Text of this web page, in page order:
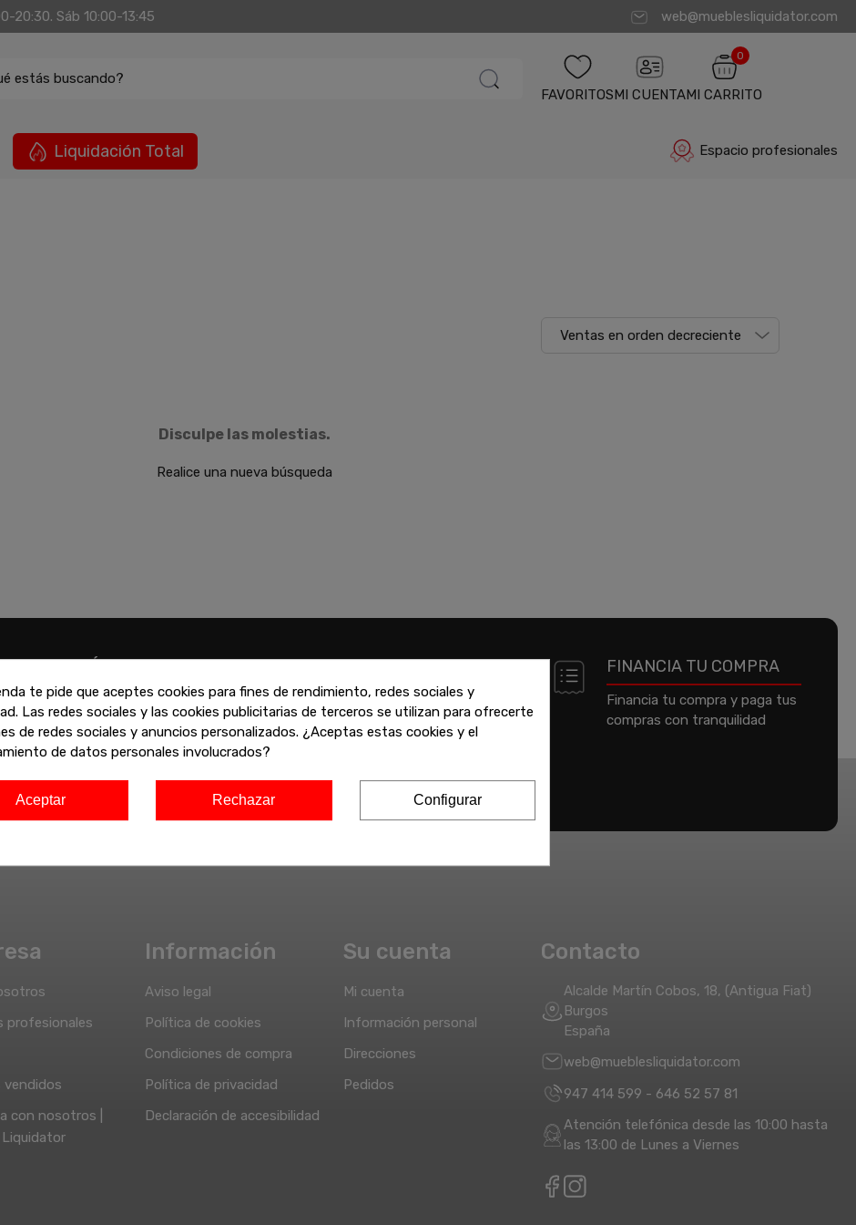
20:30. Sáb 10:00-13:45 web@mueblesliquidator.com
estás buscando?
FAVORITOSMI CUENTA
0
MI CARRITO
Liquidación Total Espacio profesionales
Disculpe las molestias.
Realice una nueva búsqueda
ATENCIÓN
PERSONALIZADA
Puede contactar con nosotros
a través de la web, teléfono o
en cualquiera de nuestras
tiendas
VARIAS FORMAS DE
PAGO
Puede pagar con tarjeta de
crédito, Paypal, Bizum o
FINANCIA TU COMPRA
Financia tu compra y paga tus
compras con tranquilidad
profesionales
vendidos
con nosotros |
Liquidator
Información
Aviso legal
Política de cookies
Condiciones de compra
Política de privacidad
Declaración de accesibilidad
Su cuenta
Mi cuenta
Información personal
Direcciones
Pedidos
Contacto
Alcalde Martín Cobos, 18, (Antigua Fiat)
Burgos
España
web@mueblesliquidator.com
947 414 599 - 646 52 57 81
Atención telefónica desde las 10:00 hasta
las 13:00 de Lunes a Viernes
te pide que aceptes cookies para fines de rendimiento, redes sociales y
Las redes sociales y las cookies publicitarias de terceros se utilizan para ofrecerte
de redes sociales y anuncios personalizados. ¿Aceptas estas cookies y el
de datos personales involucrados?
Aceptar Rechazar Configurar